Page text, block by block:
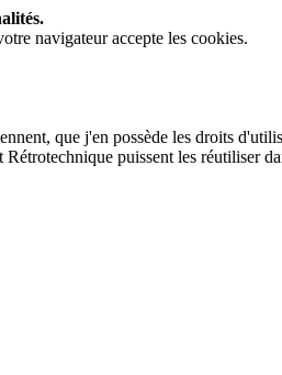
navigateur accepte les cookies.
que j'en possède les droits
puissent les réutiliser